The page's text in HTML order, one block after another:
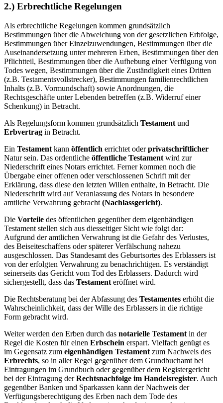
2.) Erbrechtliche Regelungen
Als erbrechtliche Regelungen kommen grundsätzlich
Bestimmungen über die Abweichung von der gesetzlichen Erbfolge,
Bestimmungen über Einzelzuwendungen, Bestimmungen über die
Auseinandersetzung unter mehreren Erben, Bestimmungen über den
Pflichtteil, Bestimmungen über die Aufhebung einer Verfügung von
Todes wegen, Bestimmungen über die Zuständigkeit eines Dritten
(z.B. Testamentsvollstrecker), Bestimmungen familienrechtlichen
Inhalts (z.B. Vormundschaft) sowie Anordnungen, die
Rechtsgeschäfte unter Lebenden betreffen (z.B. Widerruf einer
Schenkung) in Betracht.
Als Regelungsform kommen grundsätzlich Testament und
Erbvertrag in Betracht.
Ein Testament kann öffentlich errichtet oderprivatschriftlicher
Natur sein. Das ordentliche öffentliche Testament wird zur
Niederschrift eines Notars errichtet. Ferner kommen noch die
Übergabe einer offenen oder verschlossenen Schrift mit der
Erklärung, dass diese den letzten Willen enthalte, in Betracht. Die
Niederschrift wird auf Veranlassung des Notars in besondere
amtliche Verwahrung gebracht (Nachlassgericht).
Die Vorteile des öffentlichen gegenüber dem eigenhändigen
Testament stellen sich aus diesseitiger Sicht wie folgt dar:
Aufgrund der amtlichen Verwahrung ist die Gefahr des Verlustes,
des Beiseiteschaffens oder späterer Verfälschung nahezu
ausgeschlossen. Das Standesamt des Geburtsortes des Erblassers ist
von der erfolgten Verwahrung zu benachrichtigen. Es verständigt
seinerseits das Gericht vom Tod des Erblassers. Dadurch wird
sichergestellt, dass das Testament eröffnet wird.
Die Rechtsberatung bei der Abfassung des Testamentes erhöht die
Wahrscheinlichkeit, dass der Wille des Erblassers in die richtige
Form gebracht wird.
Weiter werden den Erben durch das notarielle Testament in der
Regel die Kosten für einen Erbschein erspart. Vielfach genügt es
im Gegensatz zum eigenhändigen Testament zum Nachweis des
Erbrechts, so in aller Regel gegenüber dem Grundbuchamt bei
Eintragungen im Grundbuch oder gegenüber dem Registergericht
bei der Eintragung derRechtsnachfolge im Handelsregister. Auch
gegenüber Banken und Sparkassen kann der Nachweis der
Verfügungsberechtigung des Erben nach dem Tode des